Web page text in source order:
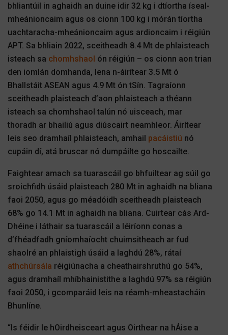
bhliantúil in aghaidh an duine idir 32 kg i dtíortha íseal-
mheánioncaim agus os cionn 100 kg i mórán tíortha
uachtaracha-mheánioncaim agus ardioncaim i réigiún
APT. Sa bhliain 2022, sceitheadh ​​8.4 Mt de phlaisteach
isteach sa chomhshaol ón réigiún – os cionn aon trian
den iomlán domhanda, lena n-áirítear 3.5 Mt ó
Bhallstáit ASEAN agus 4.9 Mt ón tSín. Tagraíonn
sceitheadh ​​plaisteach d’aon phlaisteach a théann
isteach sa chomhshaol talún nó uisceach, mar
thoradh ar bhailiú agus diúscairt neamhleor. Áirítear
leis seo dramhaíl phlaisteach, amhail pacáistiú nó
cupáin dí, atá bruscar nó dumpáilte go hoscailte.
Faightear amach sa tuarascáil go bhfuiltear ag súil go
sroichfidh úsáid plaisteach 280 Mt in aghaidh na bliana
faoi 2050, agus go méadóidh sceitheadh ​​plaisteach
68% go 14.1 Mt in aghaidh na bliana. Cuirtear cás Ard-
Dhéine i láthair sa tuarascáil a léiríonn conas a
d’fhéadfadh gníomhaíocht chuimsitheach ar fud
shaolré an phlaistigh úsáid a laghdú 28%, rátaí
athchúrsála réigiúnacha a cheathairshruthú go 54%,
agus dramhaíl mhíbhainistithe a laghdú 97% sa réigiún
faoi 2050, i gcomparáid leis na réamh-mheastacháin
Bhunlíne.
“Is féidir le hOirdheisceart agus Oirthear na hÁise a